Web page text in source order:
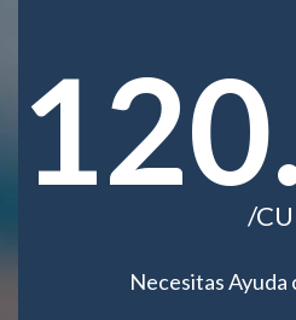
/CU
Necesitas Ayuda